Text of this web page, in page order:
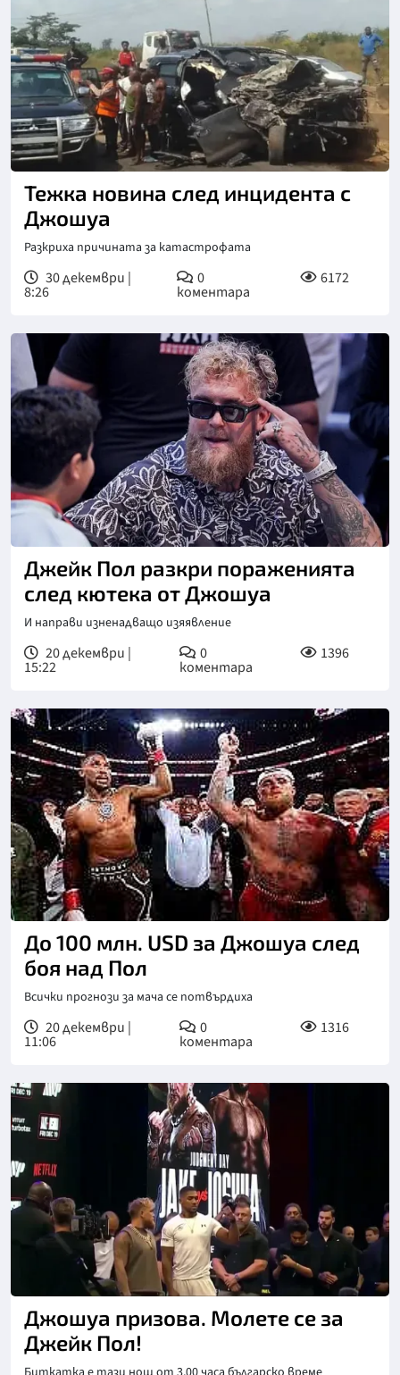
Тежка новина след инцидента с
Джошуа
Разкриха причината за катастрофата
30 декември |
8:26
0
коментара
6172
Джейк Пол разкри пораженията
след кютека от Джошуа
И направи изненадващо изяявление
20 декември |
15:22
0
коментара
1396
До 100 млн. USD за Джошуа след
боя над Пол
Всички прогнози за мача се потвърдиха
20 декември |
11:06
0
коментара
1316
Джошуа призова. Молете се за
Джейк Пол!